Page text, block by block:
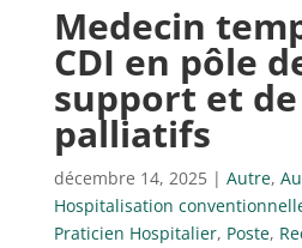
Medecin
CDI en pôle
support et
palliatifs
décembre 14, 2025| Autre,
Hospitalisation
Praticien Hospitalier, Poste,